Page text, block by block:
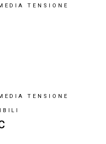
TENSIONE
TENSIONE